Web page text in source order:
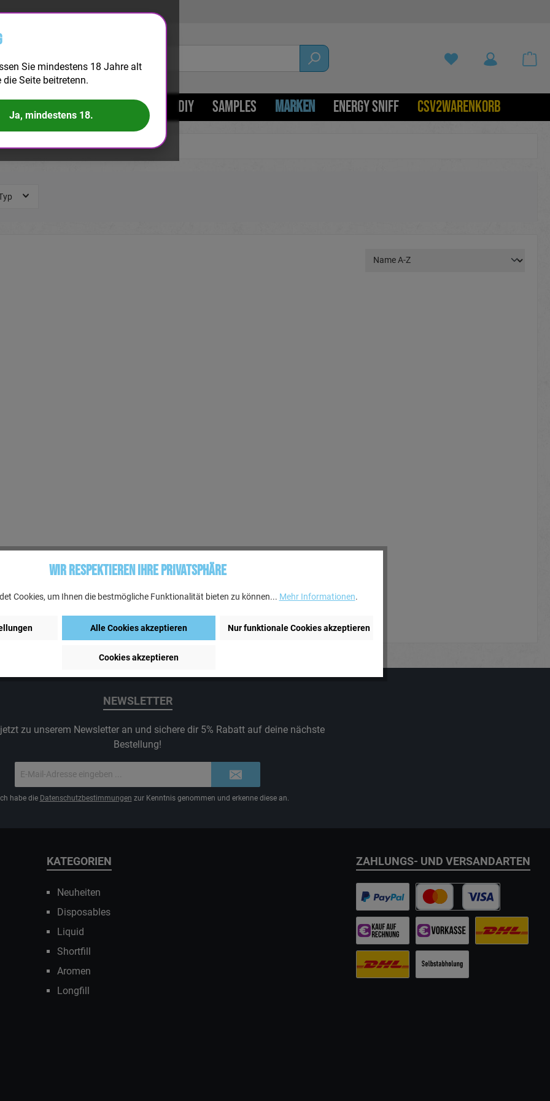
LONGFILL BIG PUFF KITS DIY SAMPLES MARKEN ENERGY SNIFF CSV2WARENKORB
NEWSLETTER
zu unserem Newsletter an und sichere dir 5% Rabatt auf deine nächste
Bestellung!
Mail-
Adresse*
Ich habe die Datenschutzbestimmungen zur Kenntnis genommen und erkenne diese an.
KATEGORIEN
Neuheiten
Disposables
Liquid
Shortfill
Aromen
Longfill
ZAHLUNGS- UND VERSANDARTEN
Wir respektieren Ihre Privatsphäre
Cookies, um Ihnen die bestmögliche Funktionalität bieten zu können... Mehr Informationen.
Alle Cookies akzeptieren Nur funktionale Cookies akzeptieren
Cookies akzeptieren
Sie mindestens 18 Jahre alt
Seite beitretenn.
Ja, mindestens 18.